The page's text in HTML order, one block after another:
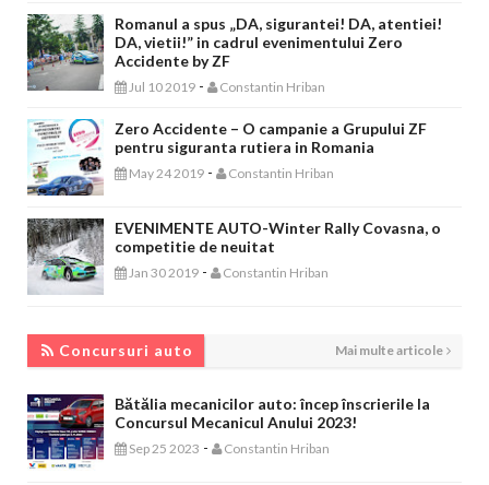
Romanul a spus „DA, sigurantei! DA, atentiei!
DA, vietii!” in cadrul evenimentului Zero
Accidente by ZF
Jul 10 2019 - Constantin Hriban
Zero Accidente – O campanie a Grupului ZF
pentru siguranta rutiera in Romania
May 24 2019 - Constantin Hriban
EVENIMENTE AUTO-Winter Rally Covasna, o
competitie de neuitat
Jan 30 2019 - Constantin Hriban
Concursuri auto Mai multe articole
Bătălia mecanicilor auto: încep înscrierile la
Concursul Mecanicul Anului 2023!
Sep 25 2023 - Constantin Hriban